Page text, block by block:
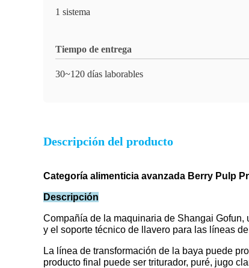
1 sistema
Tiempo de entrega
30~120 días laborables
Descripción del producto
Categoría alimenticia avanzada Berry Pulp
Descripción
Compañía de la maquinaria de Shangai
y el soporte técnico de llavero para las líneas
La línea de transformación de la baya puede
producto final puede ser triturador, puré, jugo